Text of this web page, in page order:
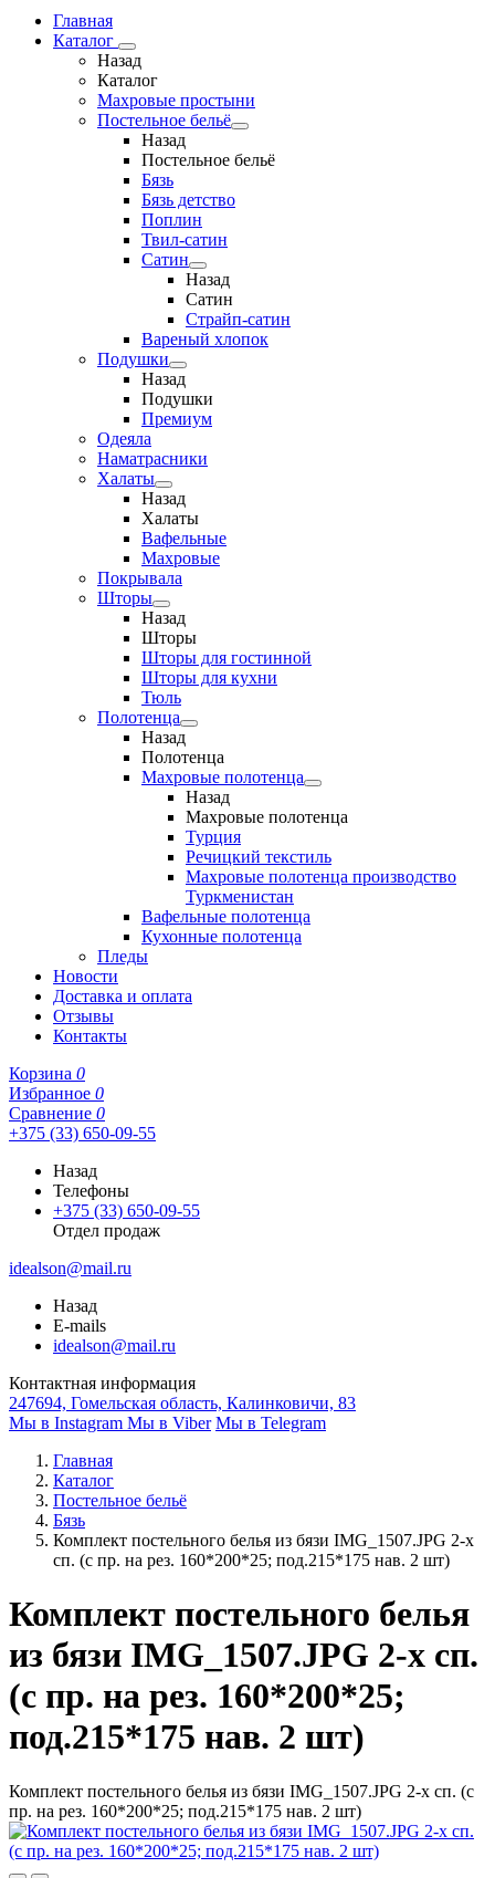
Главная
Каталог
Назад
Каталог
Махровые простыни
Постельное бельё
Назад
Постельное бельё
Бязь
Бязь детство
Поплин
Твил-сатин
Сатин
Назад
Сатин
Страйп-сатин
Вареный хлопок
Подушки
Назад
Подушки
Премиум
Одеяла
Наматрасники
Халаты
Назад
Халаты
Вафельные
Махровые
Покрывала
Шторы
Назад
Шторы
Шторы для гостинной
Шторы для кухни
Тюль
Полотенца
Назад
Полотенца
Махровые полотенца
Назад
Махровые полотенца
Турция
Речицкий текстиль
Махровые полотенца производство
Туркменистан
Вафельные полотенца
Кухонные полотенца
Пледы
Новости
Доставка и оплата
Отзывы
Контакты
Корзина 0
Избранное 0
Сравнение 0
+375 (33) 650-09-55
Назад
Телефоны
+375 (33) 650-09-55
Отдел продаж
idealson@mail.ru
Назад
E-mails
idealson@mail.ru
Контактная информация
247694, Гомельская область, Калинковичи, 83
Мы в Instagram Мы в Viber Мы в Telegram
Главная
Каталог
Постельное бельё
Бязь
Комплект постельного белья из бязи IMG_1507.JPG 2-х
сп. (с пр. на рез. 160*200*25; под.215*175 нав. 2 шт)
Комплект постельного белья
из бязи IMG_1507.JPG 2-х сп.
(с пр. на рез. 160*200*25;
под.215*175 нав. 2 шт)
Комплект постельного белья из бязи IMG_1507.JPG 2-х сп. (с
пр. на рез. 160*200*25; под.215*175 нав. 2 шт)